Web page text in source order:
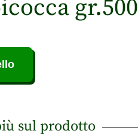
gr.500
sul prodotto